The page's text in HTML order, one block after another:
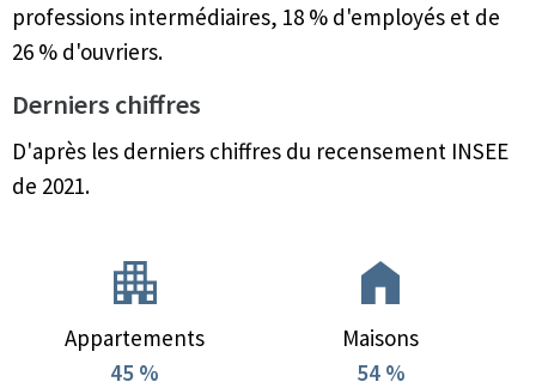
professions intermédiaires, 18 % d'employés et de
26 % d'ouvriers.
Derniers chiffres
D'après les derniers chiffres du recensement INSEE
de 2021.
Appartements
45 %
Maisons
54 %